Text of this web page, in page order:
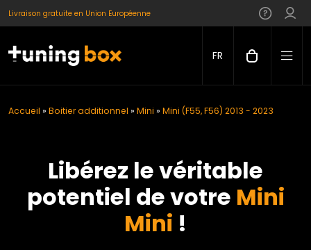
Livraison gratuite en Union Européenne
FR
Accueil » Boitier additionnel » Mini » Mini (F55, F56) 2013 - 2023
Libérez le véritable
potentiel de votre Mini
Mini !